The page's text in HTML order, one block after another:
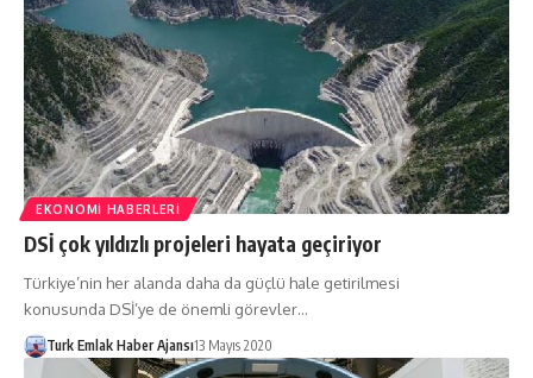
EKONOMI HABERLERI
DSİ çok yıldızlı projeleri hayata geçiriyor
Türkiye’nin her alanda daha da güçlü hale getirilmesi
konusunda DSİ’ye de önemli görevler…
Turk Emlak Haber Ajansı13 Mayıs 2020